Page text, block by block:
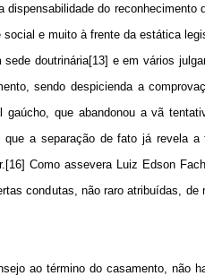
do reconhecimento
e muito à frente da estática
doutrinária[13] e em vários
sendo despicienda a
que abandonou a vã
a separação de fato já revela a
Como assevera Luiz Edson
condutas, não raro atribuídas, de
ao término do casamento, não